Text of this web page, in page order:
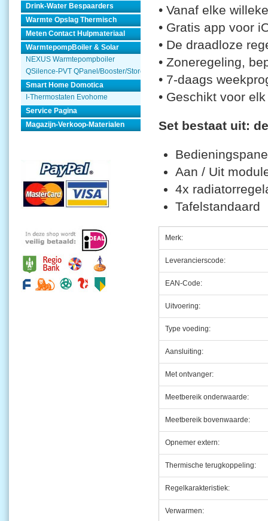
Drink-Water Bespaarders
Warmte Opslag Thermisch
Meten Contact Hulpmateriaal
WarmtepompBoiler & Solar
NEXUS Warmtepompboiler
QSilence-PVT QPanel/Booster/Store
Smart Home Domotica
I-Thermostaten Evohome
Service Pagina
Magazijn-Verkoop-Materialen
• Vanaf elke
• Gratis app voor
• De draadloze
• Zoneregeling,
• 7-daags
• Geschikt voor
Set bestaat uit:
Aan / Uit
4x
Merk:
Leverancierscode:
EAN-Code:
Uitvoering:
Type voeding:
Aansluiting:
Met ontvanger:
Meetbereik onderwaarde:
Meetbereik bovenwaarde:
Opnemer extern:
Thermische terugkoppeling:
Regelkarakteristiek:
Verwarmen: